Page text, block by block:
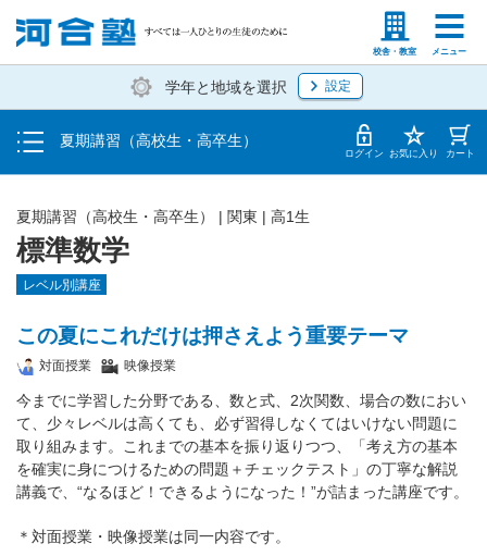
校舎・教室 メニュー
塾生の方 高等学校の先生
学年と地域を選択 設定
夏期講習（高校生・高卒生）
受講料・お申し込み方法
受講開始までの流れ
校舎・教室一覧 ログイン お気に入り カート
標準数学
夏期講習（高校生・高卒生） | 関東 | 高1生
レベル別講座
この夏にこれだけは押さえよう重要テーマ
対面授業 映像授業
今までに学習した分野である、数と式、2次関数、場合の数におい
て、少々レベルは高くても、必ず習得しなくてはいけない問題に
取り組みます。これまでの基本を振り返りつつ、「考え方の基本
を確実に身につけるための問題＋チェックテスト」の丁寧な解説
講義で、“なるほど！できるようになった！”が詰まった講座です。
＊対面授業・映像授業は同一内容です。